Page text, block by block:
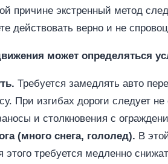
причине экстренный метод
действовать верно и не
может определяться
Требуется замедлять авто
При изгибах дороги следует
и столкновения с
(много снега, гололед). В
этого требуется медленно